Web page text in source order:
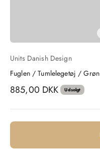
Units Danish Design
Fuglen / Tumlelegetøj / Grøn
Salgspris
885,00 DKK Udsolgt